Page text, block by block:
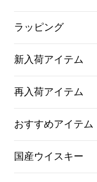
ラッピング
新入荷アイテム
再入荷アイテム
おすすめアイテム
国産ウイスキー